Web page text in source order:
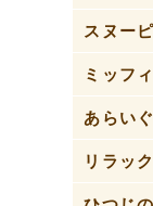
スヌー
ミッフ
あらい
リラッ